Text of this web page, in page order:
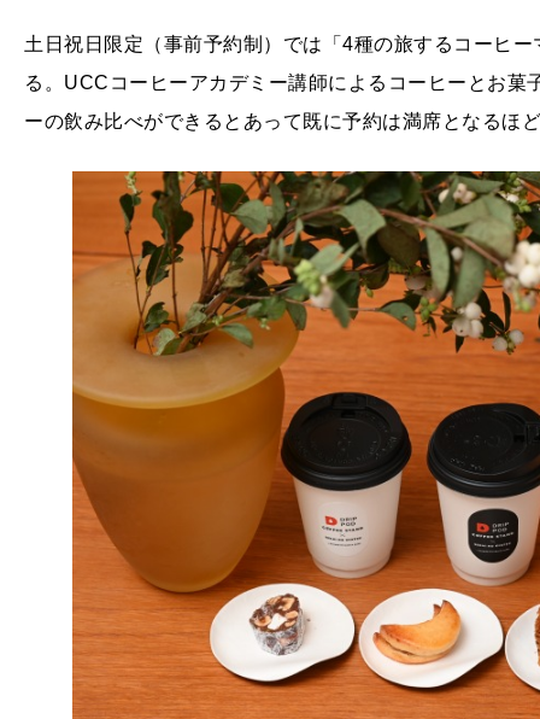
土日祝日限定（事前予約制）では「4種の旅するコーヒ
る。UCCコーヒーアカデミー講師によるコーヒーとお
ーの飲み比べができるとあって既に予約は満席となるほ